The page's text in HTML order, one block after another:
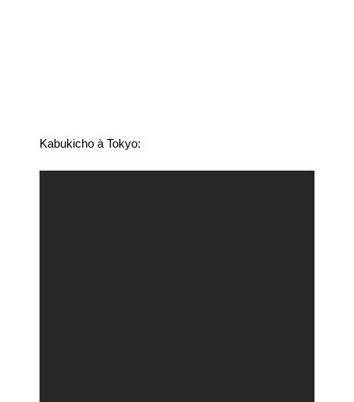
Kabukicho à Tokyo: